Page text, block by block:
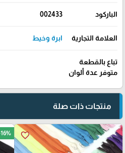
الباركود 002433
العلامة التجارية ابرة وخيط
تباع بالقطعة
متوفر عدة ألوان
منتجات ذات صلة
favorite_border